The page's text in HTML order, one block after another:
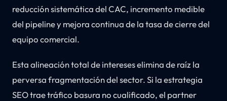
reducción sistemática del CAC, incremento medible
del pipeline y mejora continua de la tasa de cierre del
equipo comercial.
Esta alineación total de intereses elimina de raíz la
perversa fragmentación del sector. Si la estrategia
SEO trae tráfico basura no cualificado, el partner